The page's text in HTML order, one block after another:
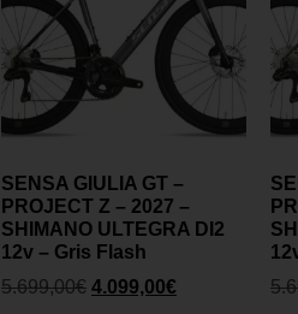
SENSA GIULIA GT –
PROJECT Z – 2027 –
SHIMANO ULTEGRA DI2
12v – Gris Flash
5.699,00€ 4.099,00€